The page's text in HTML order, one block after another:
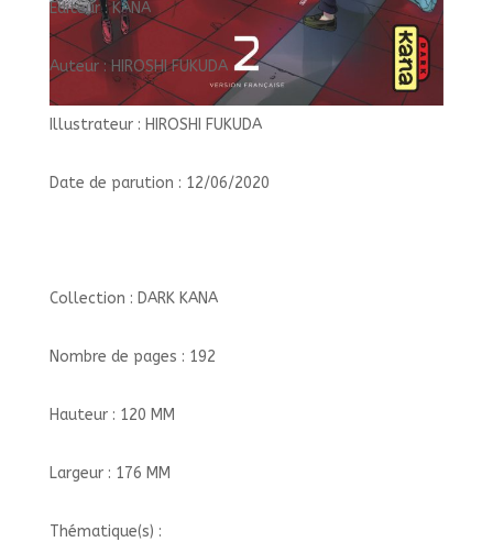
Éditeur : KANA
Auteur : HIROSHI FUKUDA
Illustrateur : HIROSHI FUKUDA
Date de parution : 12/06/2020
Collection : DARK KANA
Nombre de pages : 192
Hauteur : 120 MM
Largeur : 176 MM
Thématique(s) :